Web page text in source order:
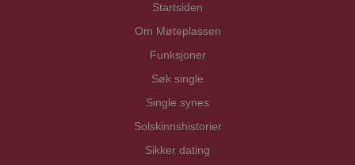
Startsiden
Om Møteplassen
Funksjoner
Søk single
Single synes
Solskinnshistorier
Sikker dating